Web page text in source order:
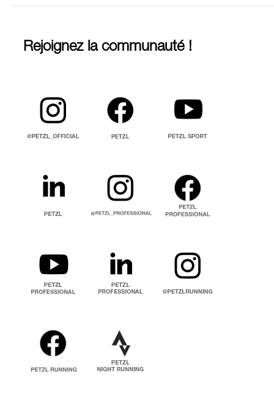
Rejoignez la communauté !